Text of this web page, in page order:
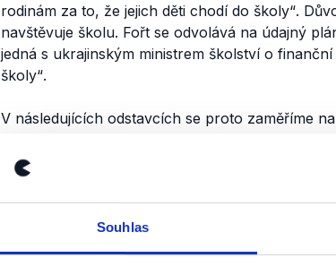
Souhlas
rodinám za to, že jejich děti chodí do školy“.
navštěvuje školu. Fořt se odvolává na údajný
jedná s ukrajinským ministrem školství o
školy“.
V následujících odstavcích se proto zaměříme
ukrajinské rodiče, kteří své děti pošlou do školy.
Povinná školnídocházkase v Česku týká